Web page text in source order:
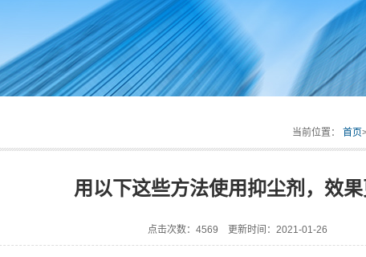
当前位置： 首页
用以下这些方法使用抑尘剂，效
点击次数：4569 更新时间：2021-01-26